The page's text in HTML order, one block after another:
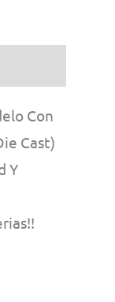
Con
Cast)
Y